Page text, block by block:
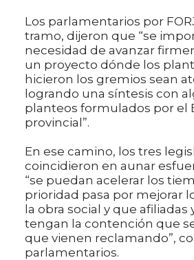
Los parlamentarios por
tramo, dijeron que “se
necesidad de avanzar
un proyecto dónde los
hicieron los gremios sean
logrando una síntesis con
planteos formulados por el
provincial”.
En ese camino, los tres
coincidieron en aunar
“se puedan acelerar los
prioridad pasa por mejorar
la obra social y que afiliadas
tengan la contención que
que vienen reclamando”,
parlamentarios.